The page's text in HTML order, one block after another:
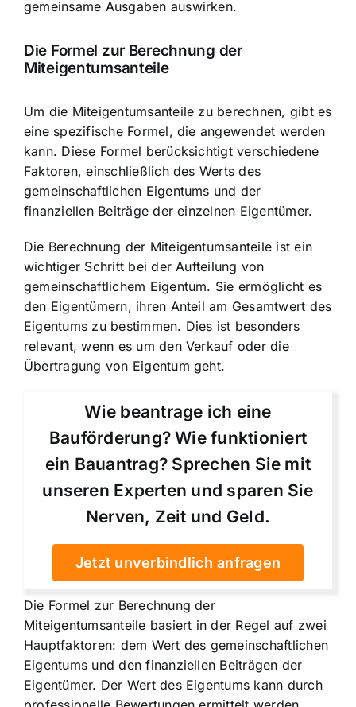
gemeinsame Ausgaben auswirken.
Die Formel zur Berechnung der
Miteigentumsanteile
Um die Miteigentumsanteile zu berechnen, gibt es
eine spezifische Formel, die angewendet werden
kann. Diese Formel berücksichtigt verschiedene
Faktoren, einschließlich des Werts des
gemeinschaftlichen Eigentums und der
finanziellen Beiträge der einzelnen Eigentümer.
Die Berechnung der Miteigentumsanteile ist ein
wichtiger Schritt bei der Aufteilung von
gemeinschaftlichem Eigentum. Sie ermöglicht es
den Eigentümern, ihren Anteil am Gesamtwert des
Eigentums zu bestimmen. Dies ist besonders
relevant, wenn es um den Verkauf oder die
Übertragung von Eigentum geht.
Wie beantrage ich eine
Bauförderung? Wie funktioniert
ein Bauantrag? Sprechen Sie mit
unseren Experten und sparen Sie
Nerven, Zeit und Geld.
Jetzt unverbindlich anfragen
Die Formel zur Berechnung der
Miteigentumsanteile basiert in der Regel auf zwei
Hauptfaktoren: dem Wert des gemeinschaftlichen
Eigentums und den finanziellen Beiträgen der
Eigentümer. Der Wert des Eigentums kann durch